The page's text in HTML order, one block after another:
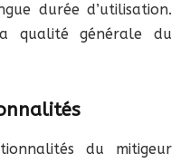
durée d’utilisation.
qualité générale du
du mitigeur